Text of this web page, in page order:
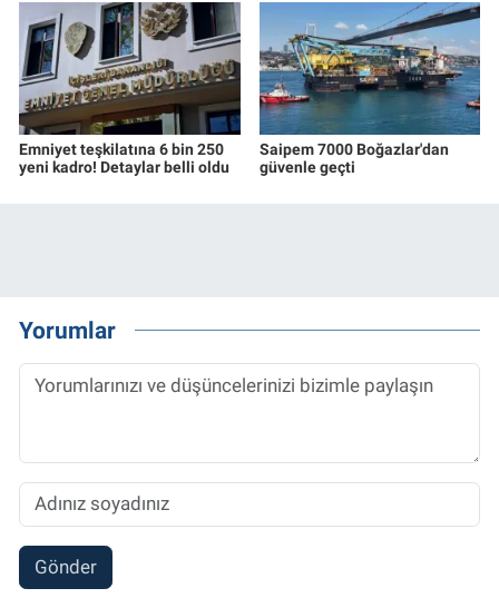
Emniyet teşkilatına 6 bin 250
yeni kadro! Detaylar belli oldu
Saipem 7000 Boğazlar'dan
güvenle geçti
Yorumlar
Gönder